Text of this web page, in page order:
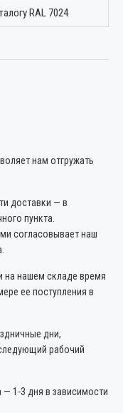
RAL 7024
нам отгружать
доставки — в
пункта.
согласовывает наш
на нашем складе время
ее поступления в
дни,
рабочий
— 1-3 дня в зависимости